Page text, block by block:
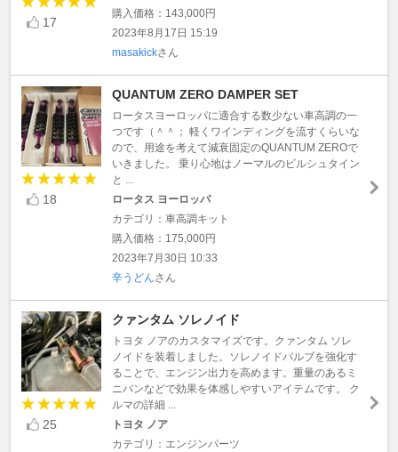
17
購入価格：143,000円
2023年8月17日 15:19
masakickさん
18
QUANTUM ZERO DAMPER SET
ロータスヨーロッパに適合する数少ない車高調の一
つです（＾＾； 軽くワインディングを流すくらいな
ので、用途を考えて減衰固定のQUANTUM ZEROで
いきました。 乗り心地はノーマルのビルシュタイン
と ...
ロータス ヨーロッパ
カテゴリ：車高調キット
購入価格：175,000円
2023年7月30日 10:33
辛うどんさん
25
クァンタム ソレノイド
トヨタ ノアのカスタマイズです。クァンタム ソレ
ノイドを装着しました。ソレノイドバルブを強化す
ることで、エンジン出力を高めます。重量のあるミ
ニバンなどで効果を体感しやすいアイテムです。 ク
ルマの詳細 ...
トヨタ ノア
カテゴリ：エンジンパーツ